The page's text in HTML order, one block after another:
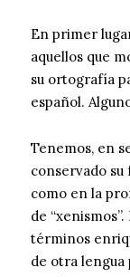
En primer
aquellos que
su ortografía
español.
Tenemos, en
conservado
como en la
de
términos
de otra lengua